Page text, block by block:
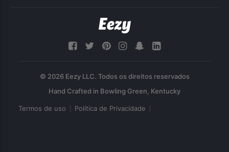
© 2026 Eezy LLC. Todos os direitos reservados
Termos de uso Política de Privacidade